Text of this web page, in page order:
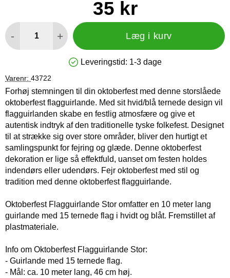
pris
35 kr
- + Læg i kurv
Produkttilgængelighed: På lager
Leveringstid: 1-3 dage
Varenr: 43722
Forhøj stemningen til din oktoberfest med denne storslåede
oktoberfest flagguirlande. Med sit hvid/blå ternede design vil
flagguirlanden skabe en festlig atmosfære og give et
autentisk indtryk af den traditionelle tyske folkefest. Designet
til at strække sig over store områder, bliver den hurtigt et
samlingspunkt for fejring og glæde. Denne oktoberfest
dekoration er lige så effektfuld, uanset om festen holdes
indendørs eller udendørs. Fejr oktoberfest med stil og
tradition med denne oktoberfest flagguirlande.
Oktoberfest Flagguirlande Stor omfatter en 10 meter lang
guirlande med 15 ternede flag i hvidt og blåt. Fremstillet af
plastmateriale.
Info om Oktoberfest Flagguirlande Stor:
- Guirlande med 15 ternede flag.
- Mål: ca. 10 meter lang, 46 cm høj.